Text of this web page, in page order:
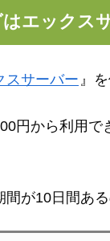
エックス
スサーバー 』
円から利用
が10日間ある